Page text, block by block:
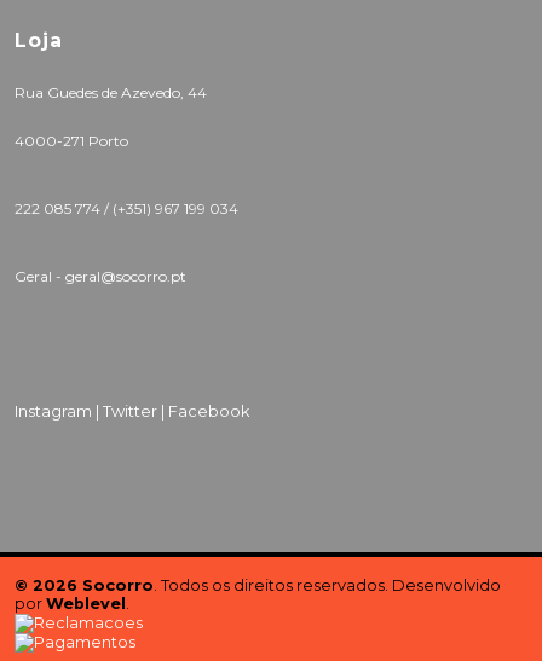
Loja
Rua Guedes de Azevedo, 44
4000-271 Porto
222 085 774 / (+351) 967 199 034
Geral - geral@socorro.pt
Instagram | Twitter | Facebook
© 2026 Socorro. Todos os direitos reservados. Desenvolvido
por Weblevel .